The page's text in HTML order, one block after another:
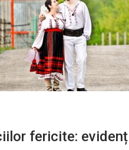
fericite: